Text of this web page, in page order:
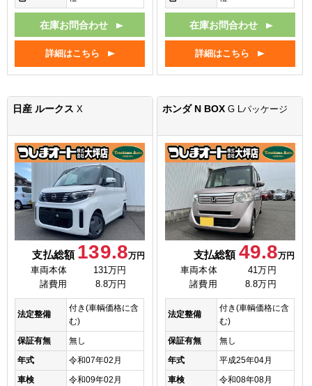
在庫お問合わせ
詳細はこちら
在庫お問合わせ
詳細はこちら
日産 ルークス X
支払総額 139.8万円
車両本体
131万円
諸費用
8.8万円
法定整備
付き(車輌価格に含
む)
保証有無
無し
年式
令和07年02月
車検
令和09年02月
ホンダ N BOXG Lパッケージ
支払総額 49.8万円
車両本体
41万円
諸費用
8.8万円
法定整備
付き(車輌価格に含
む)
保証有無
無し
年式
平成25年04月
車検
令和08年08月